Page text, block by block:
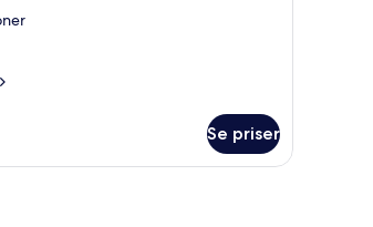
Se priser